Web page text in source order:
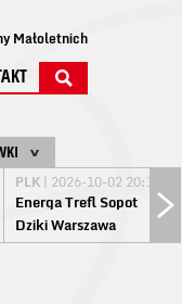
Małoletnich
PLK | 2026-10-02 20:15
Energa Trefl Sopot
Dziki Warszawa